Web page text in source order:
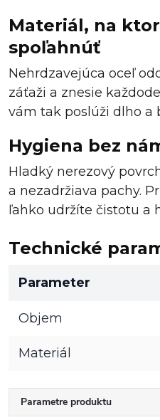
Materiál, na
spoľahnúť
Nehrdzavejúca oceľ
záťaži a znesie
vám tak poslúži dlho a
Hygiena bez
Hladký nerezový
a nezadržiava pachy.
ľahko udržíte čistotu a
Technické
Parameter
Objem
Materiál
Parametre produktu